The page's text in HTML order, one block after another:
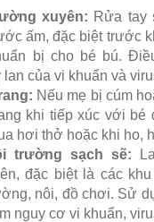
xuyên: Rửa tay
ấm, đặc biệt trước
bị cho bé bú.
của vi khuẩn và
Nếu mẹ bị cúm
khi tiếp xúc với bé
hơi thở hoặc khi ho,
trường sạch sẽ:
đặc biệt là các
nôi, đồ chơi. Sử
nguy cơ vi khuẩn,